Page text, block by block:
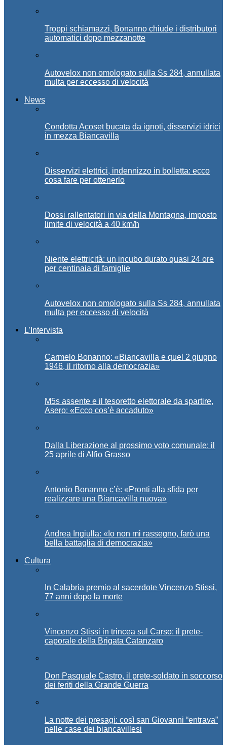
Troppi schiamazzi, Bonanno chiude i distributori
automatici dopo mezzanotte
Autovelox non omologato sulla Ss 284, annullata
multa per eccesso di velocità
News
Condotta Acoset bucata da ignoti, disservizi idrici
in mezza Biancavilla
Disservizi elettrici, indennizzo in bolletta: ecco
cosa fare per ottenerlo
Dossi rallentatori in via della Montagna, imposto
limite di velocità a 40 km/h
Niente elettricità: un incubo durato quasi 24 ore
per centinaia di famiglie
Autovelox non omologato sulla Ss 284, annullata
multa per eccesso di velocità
L’Intervista
Carmelo Bonanno: «Biancavilla e quel 2 giugno
1946, il ritorno alla democrazia»
M5s assente e il tesoretto elettorale da spartire,
Asero: «Ecco cos’è accaduto»
Dalla Liberazione al prossimo voto comunale: il
25 aprile di Alfio Grasso
Antonio Bonanno c’è: «Pronti alla sfida per
realizzare una Biancavilla nuova»
Andrea Ingiulla: «Io non mi rassegno, farò una
bella battaglia di democrazia»
Cultura
In Calabria premio al sacerdote Vincenzo Stissi,
77 anni dopo la morte
Vincenzo Stissi in trincea sul Carso: il prete-
caporale della Brigata Catanzaro
Don Pasquale Castro, il prete-soldato in soccorso
dei feriti della Grande Guerra
La notte dei presagi: così san Giovanni “entrava”
nelle case dei biancavillesi